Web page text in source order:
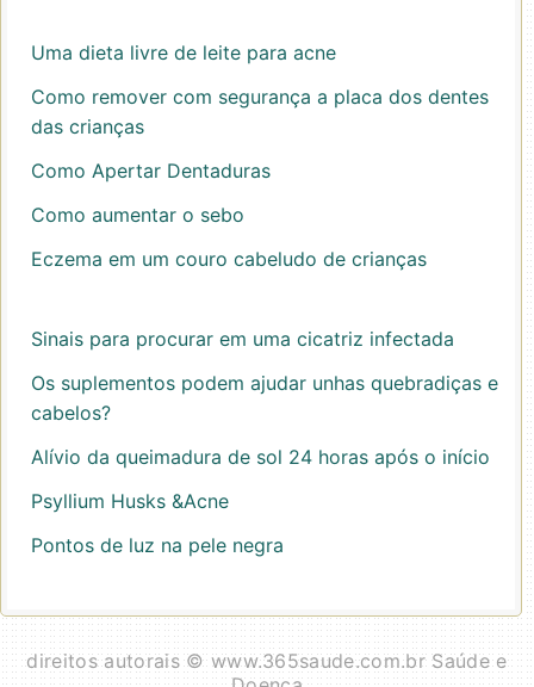
Uma dieta livre de leite para acne
Como remover com segurança a placa dos dentes
das crianças
Como Apertar Dentaduras
Como aumentar o sebo
Eczema em um couro cabeludo de crianças
Sinais para procurar em uma cicatriz infectada
Os suplementos podem ajudar unhas quebradiças e
cabelos?
Alívio da queimadura de sol 24 horas após o início
Psyllium Husks &Acne
Pontos de luz na pele negra
direitos autorais © www.365saude.com.br Saúde e